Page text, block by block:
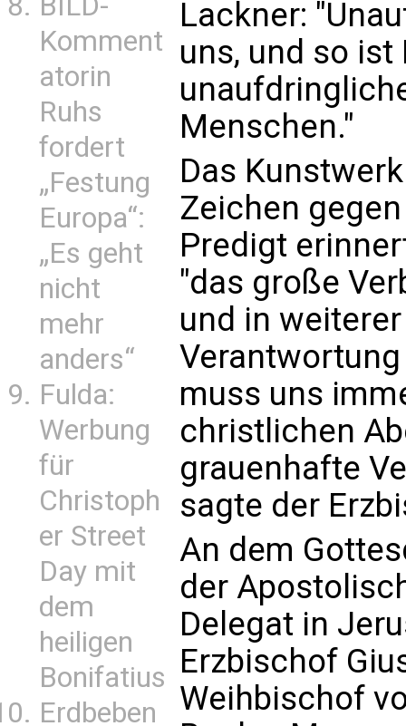
Komment
atorin
Ruhs
fordert
„Festung
Europa“:
„Es geht
nicht
mehr
anders“
Fulda:
Werbung
für
Christoph
er Street
Day mit
dem
heiligen
Bonifatius
Erdbeben
Lackner:
uns, und so
Menschen."
Das
Zeichen
Predigt
"das große
und in
muss uns
christlichen
grauenhafte
sagte der
An dem
der
Delegat in
Erzbischof
Weihbischof